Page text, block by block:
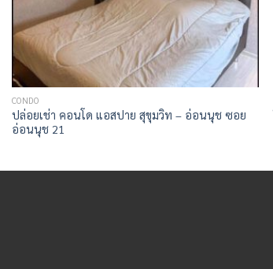
CONDO
ปล่อยเช่า คอนโด แอสปาย สุขุมวิท – อ่อนนุช ซอย
อ่อนนุช 21